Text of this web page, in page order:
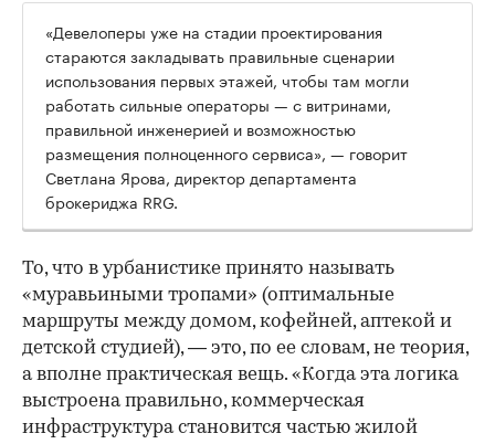
00:00
«Девелоперы уже на стадии проектирования
стараются закладывать правильные сценарии
использования первых этажей, чтобы там могли
работать сильные операторы — с витринами,
правильной инженерией и возможностью
размещения полноценного сервиса», — говорит
Светлана Ярова, директор департамента
брокериджа RRG.
То, что в урбанистике принято называть
«муравьиными тропами» (оптимальные
маршруты между домом, кофейней, аптекой и
детской студией), — это, по ее словам, не теория,
а вполне практическая вещь. «Когда эта логика
выстроена правильно, коммерческая
инфраструктура становится частью жилой